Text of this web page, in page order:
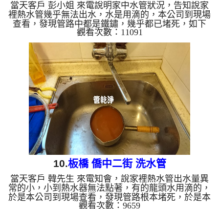
當天客戶 彭小姐 來電說明家中水管狀況，告知說家
裡熱水管幾乎無法出水，水是用滴的，本公司到現場
查看，發現管路中都是鐵鏽，幾乎都已堵死，如下
圖，於是本公司開始架起 水管清洗機 ，開始 洗水管
，管路水龍頭一直噴出鏽水及綠水，如下影片， 才
洗沒多久就堵住，本公司採用特殊工法來處理，花了
約兩個多小時，最後管路中的鐵鏽終於清乾淨，熱水
管回復往常狀態，熱水器也能正常使用了。 清洗水
管, 水管清洗, 洗水管, 熱水管堵塞, 熱水忽冷忽熱 ...
觀看次數：11091
10.板橋 僑中二街 洗水管
當天客戶 韓先生 來電知會，說家裡熱水管出水量異
常的小，小到熱水器無法點著，有的龍頭水用滴的，
於是本公司到現場查看，發現管路根本堵死，於是本
公司開始架起 水管清洗機 ，開始 洗水管 ，管路水龍
觀看次數：9659